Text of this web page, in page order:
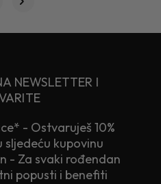
NEWSLETTER I
- Ostvaruješ 10%
sljedeću kupovinu
- Za svaki rođendan
popusti i benefiti